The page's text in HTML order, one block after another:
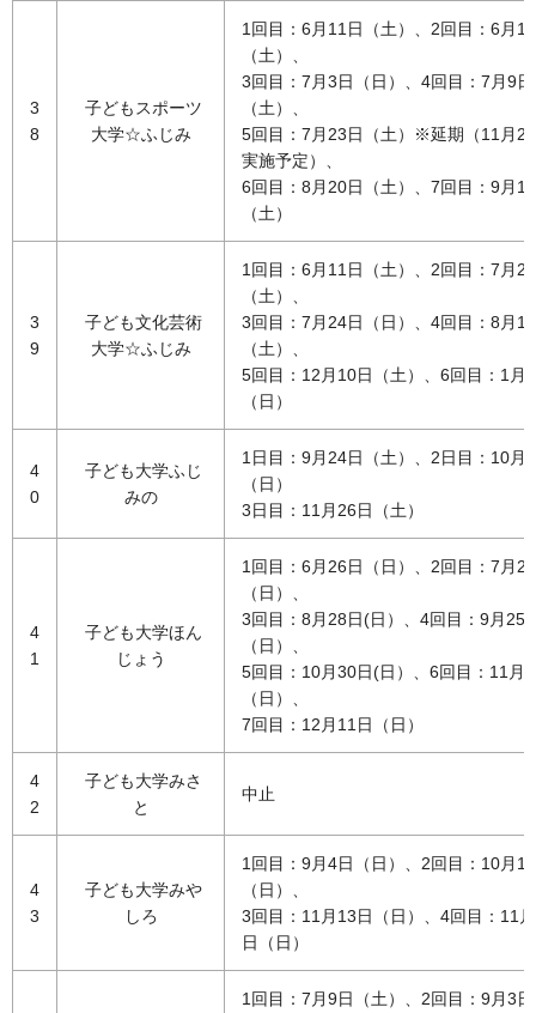
3
8
子どもスポーツ
大学☆ふじみ
1回目：6月11日（土）、2回目：6月
（土）、
3回目：7月3日（日）、4回目：7月9日
（土）、
5回目：7月23日（土）※延期（11月
実施予定）、
6回目：8月20日（土）、7回目：9月
（土）
3
9
子ども文化芸術
大学☆ふじみ
1回目：6月11日（土）、2回目：7月2
（土）、
3回目：7月24日（日）、4回目：8月
（土）、
5回目：12月10日（土）、6回目：1月
（日）
4
0
子ども大学ふじ
みの
1日目：9月24日（土）、2日目：10月
（日）
3日目：11月26日（土）
4
1
子ども大学ほん
じょう
1回目：6月26日（日）、2回目：7月
（日）、
3回目：8月28日(日）、4回目：9月25
（日）、
5回目：10月30日(日）、6回目：11月
（日）、
7回目：12月11日（日）
4
2
子ども大学みさ
と
中止
4
3
子ども大学みや
しろ
1回目：9月4日（日）、2回目：10月
（日）、
3回目：11月13日（日）、4回目：11
日（日）
1回目：7月9日（土）、2回目：9月3日